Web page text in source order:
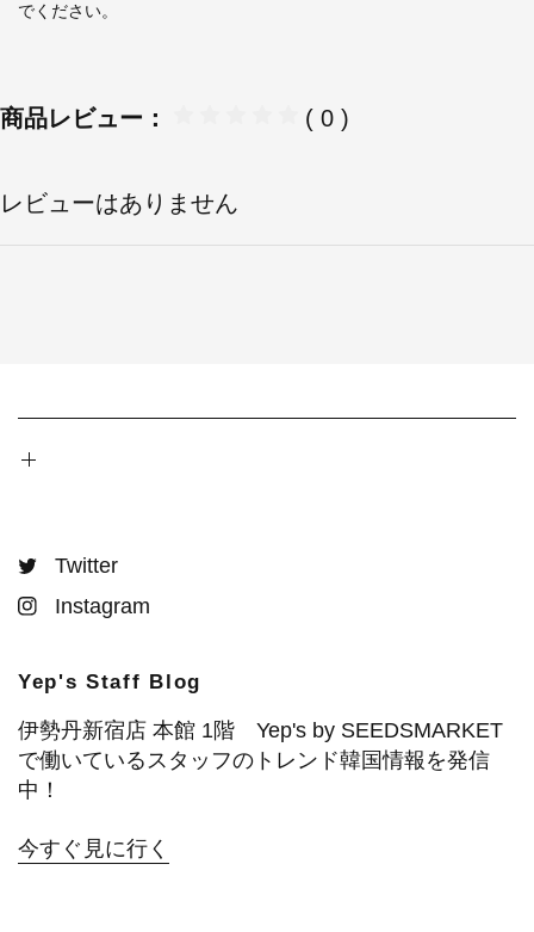
でください。
商品レビュー： ( 0 )
レビューはありません
Twitter
Instagram
Yep's Staff Blog
伊勢丹新宿店 本館 1階 Yep's by SEEDSMARKET
で働いているスタッフのトレンド韓国情報を発信
中！
今すぐ見に行く